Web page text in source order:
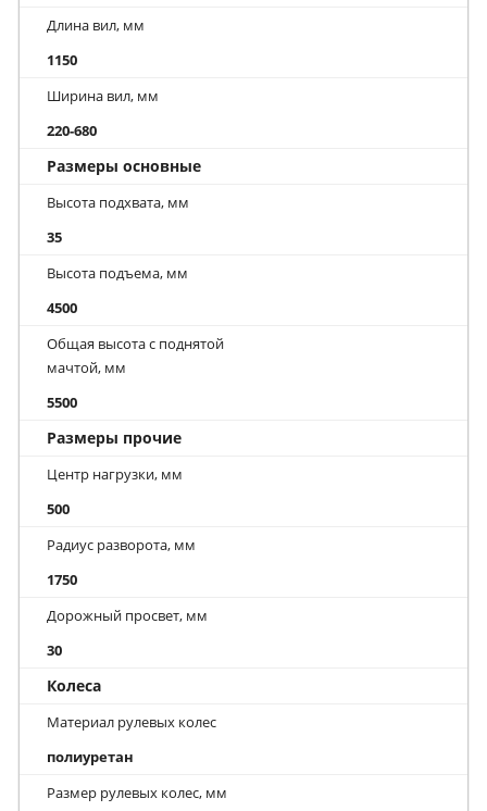
Длина вил, мм
1150
Ширина вил, мм
220-680
Размеры основные
Высота подхвата, мм
35
Высота подъема, мм
4500
Общая высота с поднятой
мачтой, мм
5500
Размеры прочие
Центр нагрузки, мм
500
Радиус разворота, мм
1750
Дорожный просвет, мм
30
Колеса
Материал рулевых колес
полиуретан
Размер рулевых колес, мм